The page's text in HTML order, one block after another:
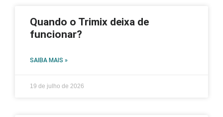
Quando o Trimix deixa de
funcionar?
SAIBA MAIS »
19 de julho de 2026